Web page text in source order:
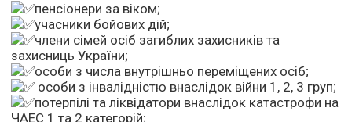
пенсіонери за віком;
учасники бойових дій;
члени сімей осіб загиблих захисників та
захисниць України;
особи з числа внутрішньо переміщених осіб;
особи з інвалідністю внаслідок війни 1, 2, 3 груп;
потерпілі та ліквідатори внаслідок катастрофи на
ЧАЕС 1 та 2 категорій;